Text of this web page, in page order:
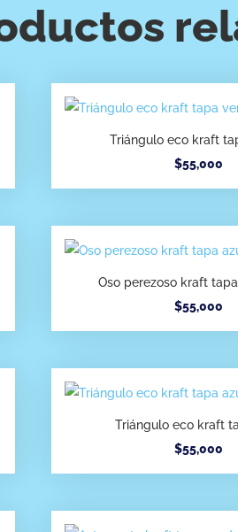
Triángulo eco kraft
$55,000
Oso perezoso kraft
$55,000
Triángulo eco kraft
$55,000